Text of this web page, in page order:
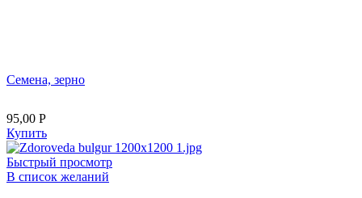
Семена, зерно
95,00 Р
Купить
Быстрый просмотр
В список желаний